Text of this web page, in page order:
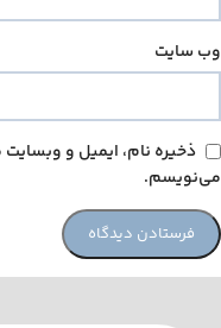
وب‌ سایت
ذخیره نام، ایمیل و وبسایت
می‌نویسم.